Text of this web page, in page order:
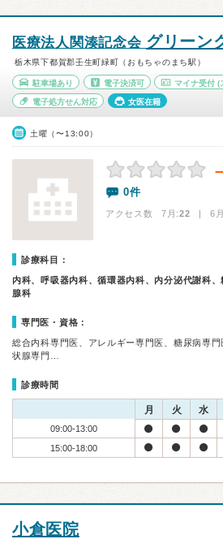
医療法人関湊記念会 グリーン
栃木県下都賀郡壬生町緑町（おもちゃのまち駅）
駐車場あり 電子決済可 マイナ受付 (
電子処方せん対応 女医在籍
土曜（〜13:00）
－
0件
アクセス数 7月:22 | 6
診療科目：
内科、呼吸器内科、循環器内科、内分泌代謝科
腺科
専門医・資格：
総合内科専門医、アレルギー専門医、糖尿病専
状腺専門…
診療時間
月 火 水
09:00-13:00
15:00-18:00
小倉医院